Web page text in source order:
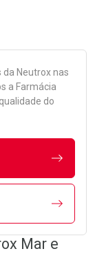
da Neutroxnas
a Farmácia
do
Mar e